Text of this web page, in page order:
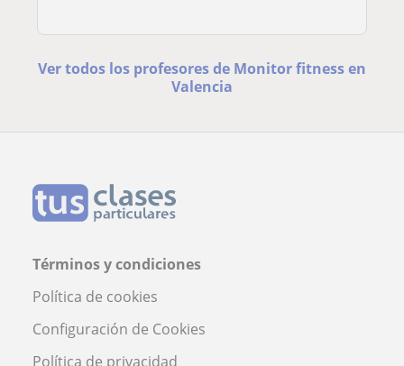
Ver todos los profesores de Monitor fitness en
Valencia
Términos y condiciones
Política de cookies
Configuración de Cookies
Política de privacidad